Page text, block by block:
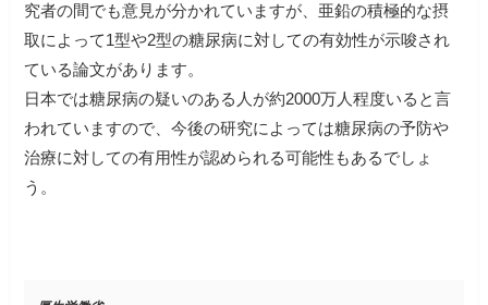
究者の間でも意見が分かれていますが、亜鉛の積極的な摂
取によって1型や2型の糖尿病に対しての有効性が示唆され
ている論文があります。
日本では糖尿病の疑いのある人が約2000万人程度いると言
われていますので、今後の研究によっては糖尿病の予防や
治療に対しての有用性が認められる可能性もあるでしょ
う。